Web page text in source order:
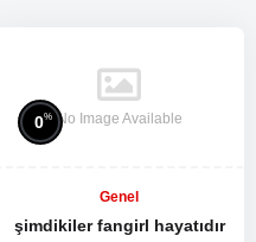
No Image Available
0%
Genel
şimdikiler fangirl hayatıdır